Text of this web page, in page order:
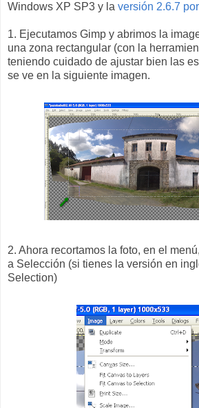
Windows XP SP3 y la versión 2.6.7
1. Ejecutamos Gimp y abrimos la
una zona rectangular (con la
teniendo cuidado de ajustar bien las
se ve en la siguiente imagen.
2. Ahora recortamos la foto, en el
a Selección (si tienes la versión en
Selection)